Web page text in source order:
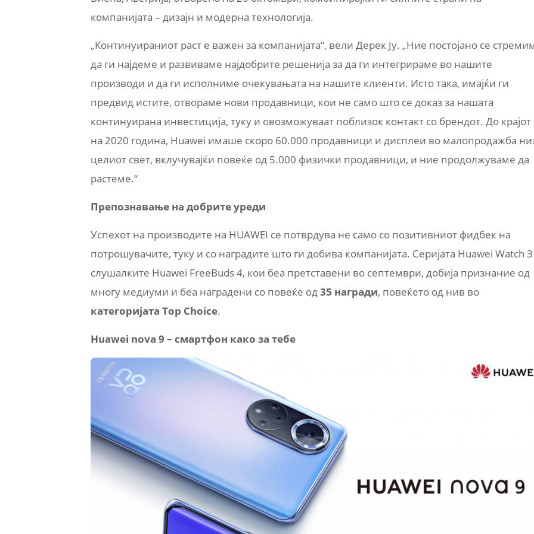
компанијата – дизајн и модерна технологија.
„Континуираниот раст е важен за компанијата“, вели Дерек Ју. „Ние постојано се
да ги најдеме и развиваме најдобрите решенија за да ги интегрираме во нашите
производи и да ги исполниме очекувањата на нашите клиенти. Исто така, имајќи ги
предвид истите, отвораме нови продавници, кои не само што се доказ за нашата
континуирана инвестиција, туку и овозможуваат поблизок контакт со брендот. До крајот
на 2020 година, Huawei имаше скоро 60.000 продавници и дисплеи во малопродажба
целиот свет, вклучувајќи повеќе од 5.000 физички продавници, и ние продолжуваме да
растеме.“
Препознавање на добрите уреди
Успехот на производите на HUAWEI се потврдува не само со позитивниот фидбек на
потрошувачите, туку и со наградите што ги добива компанијата. Серијата Huawei Watch
слушалките Huawei FreeBuds 4, кои беа претставени во септември, добија признание од
многу медиуми и беа наградени со повеќе од35 награди, повеќето од нив во
категоријата Top Choice.
Huawei nova 9 – смартфон како за тебе